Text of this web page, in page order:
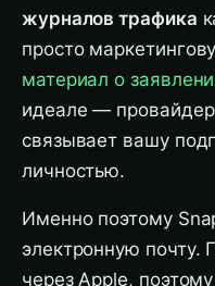
журналов трафика
просто
материал о
идеале —
связывает вашу
личностью.
Именно поэтому
электронную почту.
через Apple,